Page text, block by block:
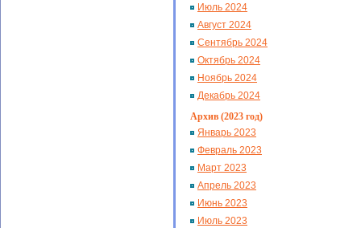
Июль 2024
Август 2024
Сентябрь 2024
Октябрь 2024
Ноябрь 2024
Декабрь 2024
Архив (2023 год)
Январь 2023
Февраль 2023
Март 2023
Апрель 2023
Июнь 2023
Июль 2023